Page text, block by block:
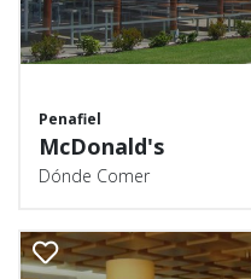
Penafiel
McDonald's
Dónde Comer